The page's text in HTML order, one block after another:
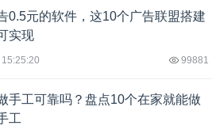
0.5元的软件，这10个广告联盟搭建
实现
99881
手工可靠吗？盘点10个在家就能做
工